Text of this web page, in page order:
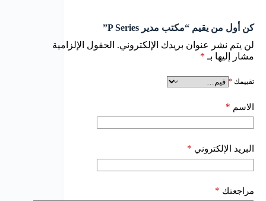
كن أول من يقيم “مكتب مدير P Series”
لن يتم نشر عنوان بريدك الإلكتروني. الحقول الإلزامية
مشار إليها بـ *
تقييمك *
الاسم *
البريد الإلكتروني *
مراجعتك *